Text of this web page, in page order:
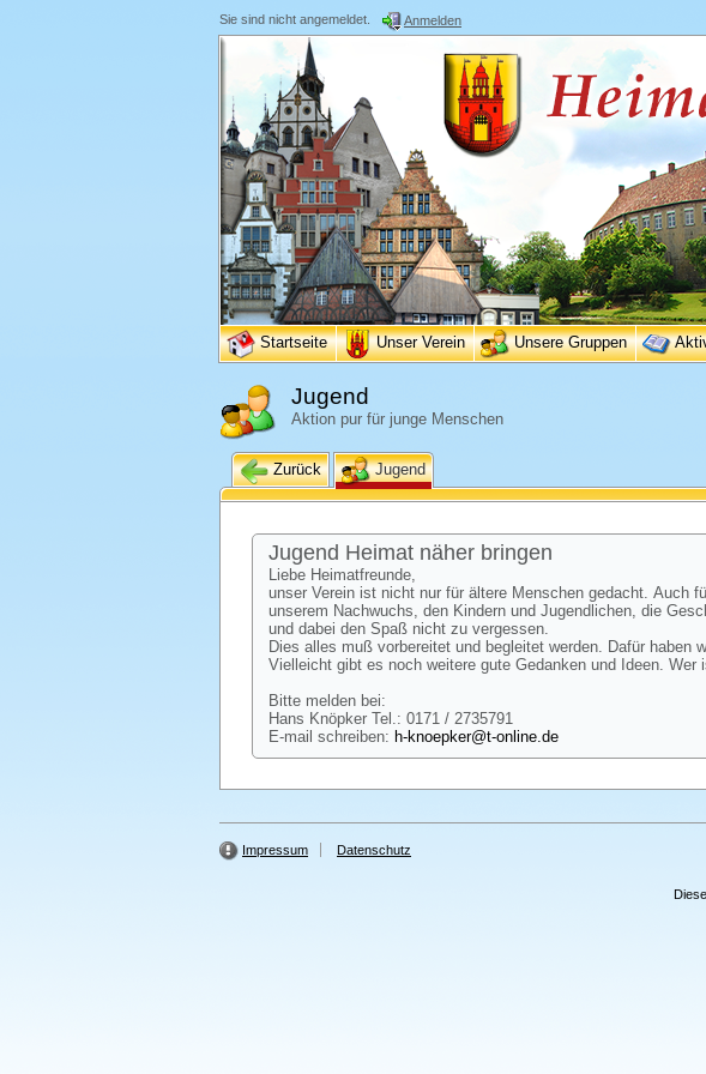
Sie sind nicht angemeldet. Anmelden
Startseite Unser Verein Unsere Gruppen
Jugend
Aktion pur für junge Menschen
Zurück Jugend
Jugend Heimat näher bringen
Liebe Heimatfreunde,
unser Verein ist nicht nur für ältere Menschen gedacht. Auch
unserem Nachwuchs, den Kindern und Jugendlichen, die
und dabei den Spaß nicht zu vergessen.
Dies alles muß vorbereitet und begleitet werden. Dafür haben
Vielleicht gibt es noch weitere gute Gedanken und Ideen. Wer
Bitte melden bei:
Hans Knöpker Tel.: 0171 / 2735791
E-mail schreiben: h-knoepker@t-online.de
Impressum Datenschutz